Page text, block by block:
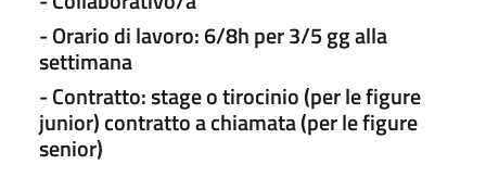
- Orario di lavoro: 6/8h per 3/5 gg alla
settimana
- Contratto: stage o tirocinio (per le figure
junior) contratto a chiamata (per le figure
senior)